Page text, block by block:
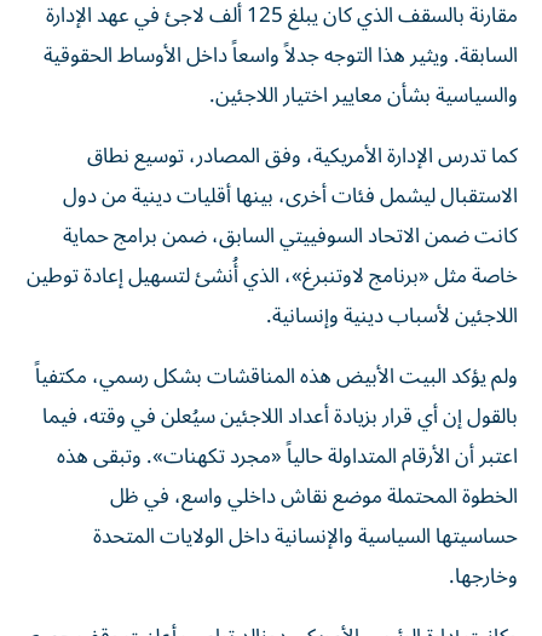
مقارنة بالسقف الذي كان يبلغ 125 ألف لاجئ في عهد الإدارة
السابقة. ويثير هذا التوجه جدلاً واسعاً داخل الأوساط الحقوقية
والسياسية بشأن معايير اختيار اللاجئين.
كما تدرس الإدارة الأمريكية، وفق المصادر، توسيع نطاق
الاستقبال ليشمل فئات أخرى، بينها أقليات دينية من دول
كانت ضمن الاتحاد السوفييتي السابق، ضمن برامج حماية
خاصة مثل «برنامج لاوتنبرغ»، الذي أُنشئ لتسهيل إعادة توطين
اللاجئين لأسباب دينية وإنسانية.
ولم يؤكد البيت الأبيض هذه المناقشات بشكل رسمي، مكتفياً
بالقول إن أي قرار بزيادة أعداد اللاجئين سيُعلن في وقته، فيما
اعتبر أن الأرقام المتداولة حالياً «مجرد تكهنات». وتبقى هذه
الخطوة المحتملة موضع نقاش داخلي واسع، في ظل
حساسيتها السياسية والإنسانية داخل الولايات المتحدة
وخارجها.